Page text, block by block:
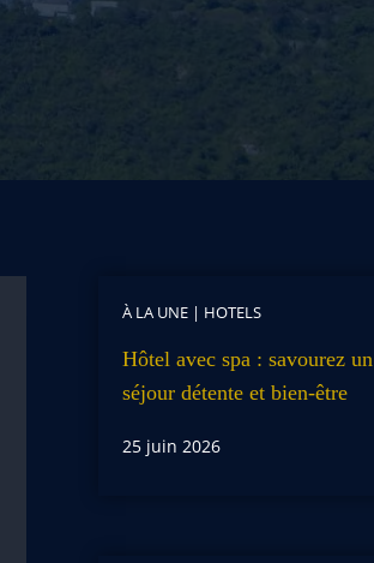
À LA UNE| HOTELS
Hôtel avec spa : savourez un
séjour détente et bien-être
25 juin 2026